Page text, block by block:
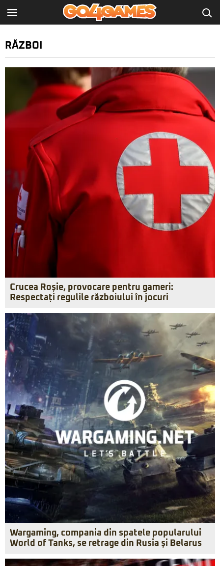
RĂZBOI
Crucea Roșie, provocare pentru gameri:
Respectați regulile războiului în jocuri
Wargaming, compania din spatele popularului
World of Tanks, se retrage din Rusia și Belarus